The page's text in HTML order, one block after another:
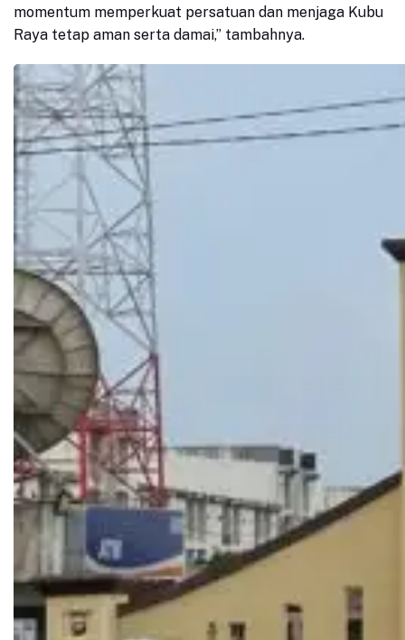
momentum memperkuat persatuan dan menjaga Kubu
Raya tetap aman serta damai,” tambahnya.